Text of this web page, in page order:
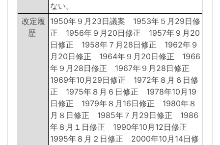
ない。
改定履
歴
1950年９月23日議案 1953年５月29日修
正 1956年９月20日修正 1957年９月20
日修正 1958年７月28日修正 1962年９
月20日修正 1964年９月20日修正 1966
年９月28日修正 1967年９月28日修正
1969年10月29日修正 1972年８月６日修
正 1975年８月６日修正 1978年10月19
日修正 1979年８月16日修正 1980年８
月８日修正 1985年７月29日修正 1986
年８月１日修正 1990年10月12日修正
1995年８月２日修正 2000年10月14日修